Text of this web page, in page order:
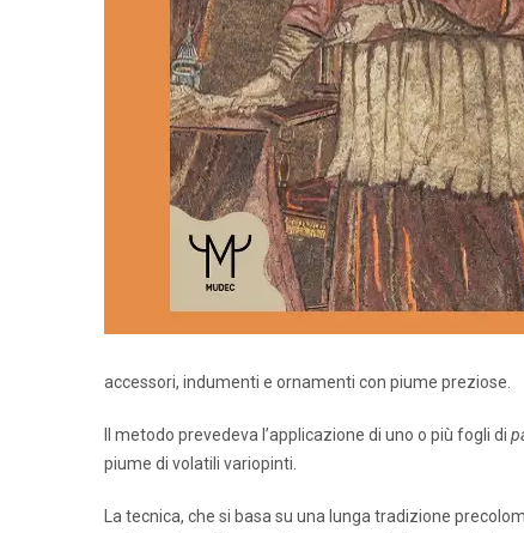
accessori, indumenti e ornamenti con piume preziose.
Il metodo prevedeva l’applicazione di uno o più fogli di
piume di volatili variopinti.
La tecnica, che si basa su una lunga tradizione